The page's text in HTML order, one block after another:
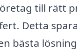
till rätt
Detta
bästa